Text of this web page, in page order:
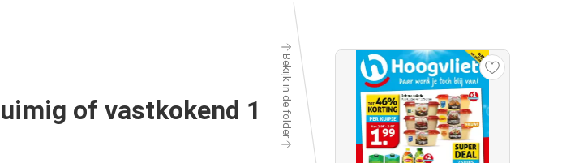
of vastkokend 1
Bekijk in de folder